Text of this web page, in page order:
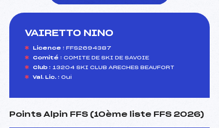
VAIRETTO NINO
Licence : FFS2694387
Comité : COMITE DE SKI DE SAVOIE
Club : 13204 SKI CLUB ARECHES BEAUFORT
Val. Lic. : Oui
Points Alpin FFS (10ème liste FFS 2026)